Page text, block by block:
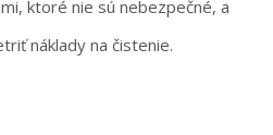
ktoré nie sú nebezpečné, a
náklady na čistenie.